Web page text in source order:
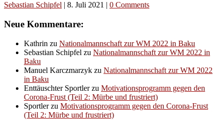
Sebastian Schipfel | 8. Juli 2021 | 0 Comments
Neue Kommentare:
Kathrin zu Nationalmannschaft zur WM 2022 in Baku
Sebastian Schipfel zu Nationalmannschaft zur WM 2022 in
Baku
Manuel Karczmarzyk zu Nationalmannschaft zur WM 2022
in Baku
Enttäuschter Sportlerzu Motivationsprogramm gegen den
Corona-Frust (Teil 2: Mürbe und frustriert)
Sportlerzu Motivationsprogramm gegen den Corona-Frust
(Teil 2: Mürbe und frustriert)